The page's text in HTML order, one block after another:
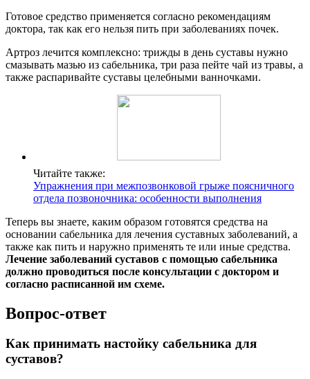
Готовое средство применяется согласно рекомендациям
доктора, так как его нельзя пить при заболеваниях почек.
Артроз лечится комплексно: трижды в день суставы нужно
смазывать мазью из сабельника, три раза пейте чай из травы, а
также распаривайте суставы целебными ванночками.
Читайте также:
Упражнения при межпозвонковой грыже поясничного
отдела позвоночника: особенности выполнения
Теперь вы знаете, каким образом готовятся средства на
основании сабельника для лечения суставных заболеваний, а
также как пить и наружно применять те или иные средства.
Лечение заболеваний суставов с помощью сабельника
должно проводиться после консультации с доктором и
согласно расписанной им схеме.
Вопрос-ответ
Как принимать настойку сабельника для
суставов?